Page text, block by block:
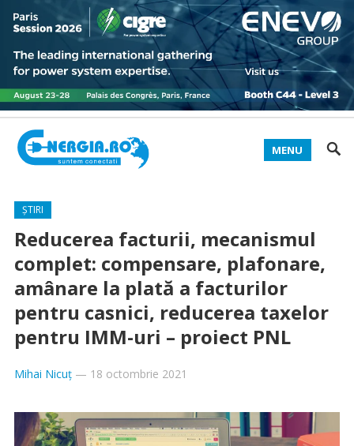
MENU
ȘTIRI
Reducerea facturii, mecanismul
complet: compensare, plafonare,
amânare la plată a facturilor
pentru casnici, reducerea taxelor
pentru IMM-uri – proiect PNL
Mihai Nicuț— 18 octombrie 2021